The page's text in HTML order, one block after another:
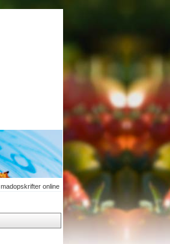
madopskrifter online